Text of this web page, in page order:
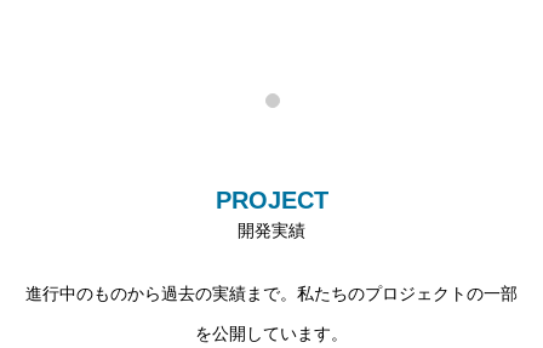
PROJECT
開発実績
進行中のものから過去の実績まで。私たちのプロジェクトの一部
を公開しています。